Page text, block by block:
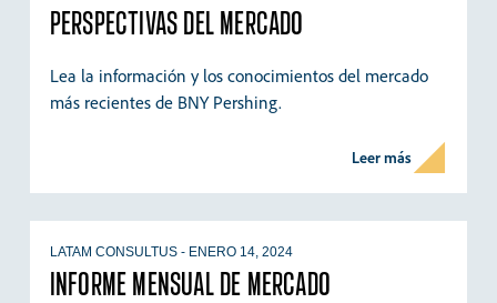
PERSPECTIVAS DEL MERCADO
Lea la información y los conocimientos del mercado
más recientes de BNY Pershing.
Leer más
INFORME MENSUAL DE MERCADO
LATAM CONSULTUS - ENERO 14, 2024